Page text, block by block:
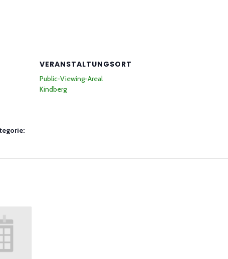
VERANSTALTUNGSORT
Public-Viewing-Areal
Kindberg